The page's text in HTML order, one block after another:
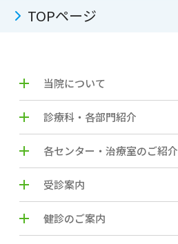
TOPページ
当院について
診療科・各部門紹介
各センター・治療室のご紹介
受診案内
健診のご案内